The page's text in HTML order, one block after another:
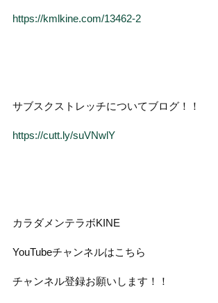
https://kmlkine.com/13462-2
サブスクストレッチについてブログ！！
https://cutt.ly/suVNwlY
カラダメンテラボKINE
YouTubeチャンネルはこちら
チャンネル登録お願いします！！